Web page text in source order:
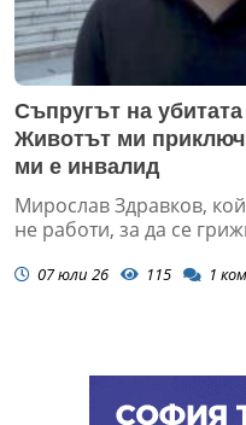
Съпругът на
Животът ми
ми е инвалид
Мирослав Здравков,
не работи, за да се
07 юли 26 115 1